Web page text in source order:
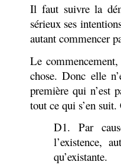
Il faut suivre la
sérieux ses
autant commencer
Le
chose. Donc elle
première qui n’est
tout ce qui s’en
D1. Par
l’existence,
qu’existante.